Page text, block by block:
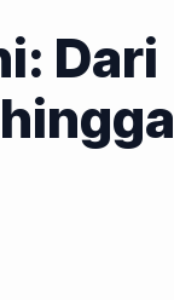
Dari